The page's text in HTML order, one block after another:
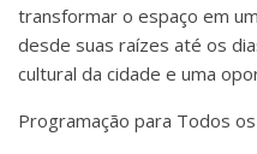
transformar o espaço em
desde suas raízes até os
cultural da cidade e uma
Programação para Todos